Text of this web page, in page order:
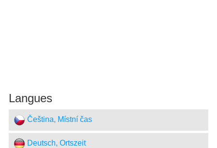
Langues
Čeština, Místní čas
Deutsch, Ortszeit